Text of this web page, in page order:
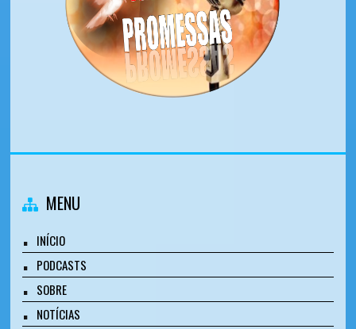
MENU
INÍCIO
PODCASTS
SOBRE
NOTÍCIAS